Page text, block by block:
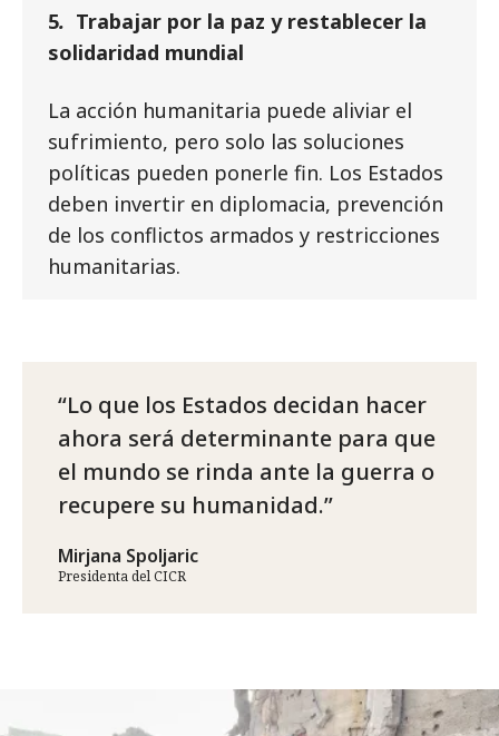
5. Trabajar por la paz y restablecer la
solidaridad mundial
La acción humanitaria puede aliviar el
sufrimiento, pero solo las soluciones
políticas pueden ponerle fin. Los Estados
deben invertir en diplomacia, prevención
de los conflictos armados y restricciones
humanitarias.
Lo que los Estados decidan hacer
ahora será determinante para que
el mundo se rinda ante la guerra o
recupere su humanidad.
Mirjana Spoljaric
Presidenta del CICR